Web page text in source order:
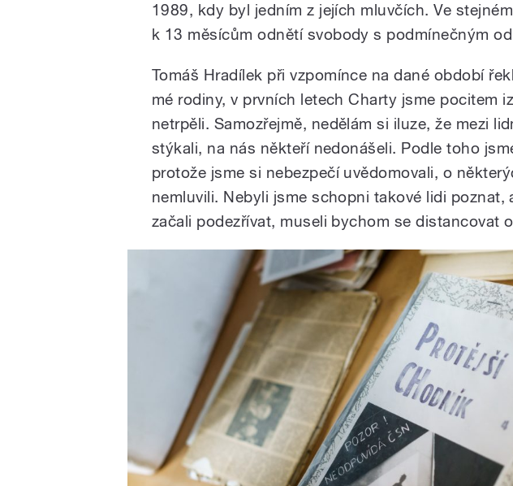
1989, kdy byl jedním z jejích mluvčích. Ve
k 13 měsícům odnětí svobody s podmínečným
Tomáš Hradílek při vzpomínce na dané období
mé rodiny, v prvních letech Charty jsme pocitem
netrpěli. Samozřejmě, nedělám si iluze, že mezi
stýkali, na nás někteří nedonášeli. Podle toho
protože jsme si nebezpečí uvědomovali, o
nemluvili. Nebyli jsme schopni takové lidi poznat,
začali podezřívat, museli bychom se distancovat